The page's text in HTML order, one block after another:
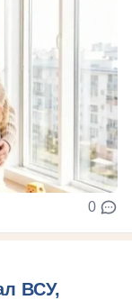
0
ВСУ,